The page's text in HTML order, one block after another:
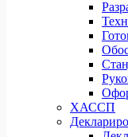
ХАССП